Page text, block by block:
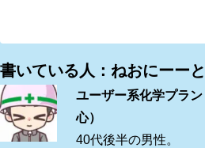
書いている人：ねおにーーと
ユーザー系化学プラ
心）
40代後半の男性。